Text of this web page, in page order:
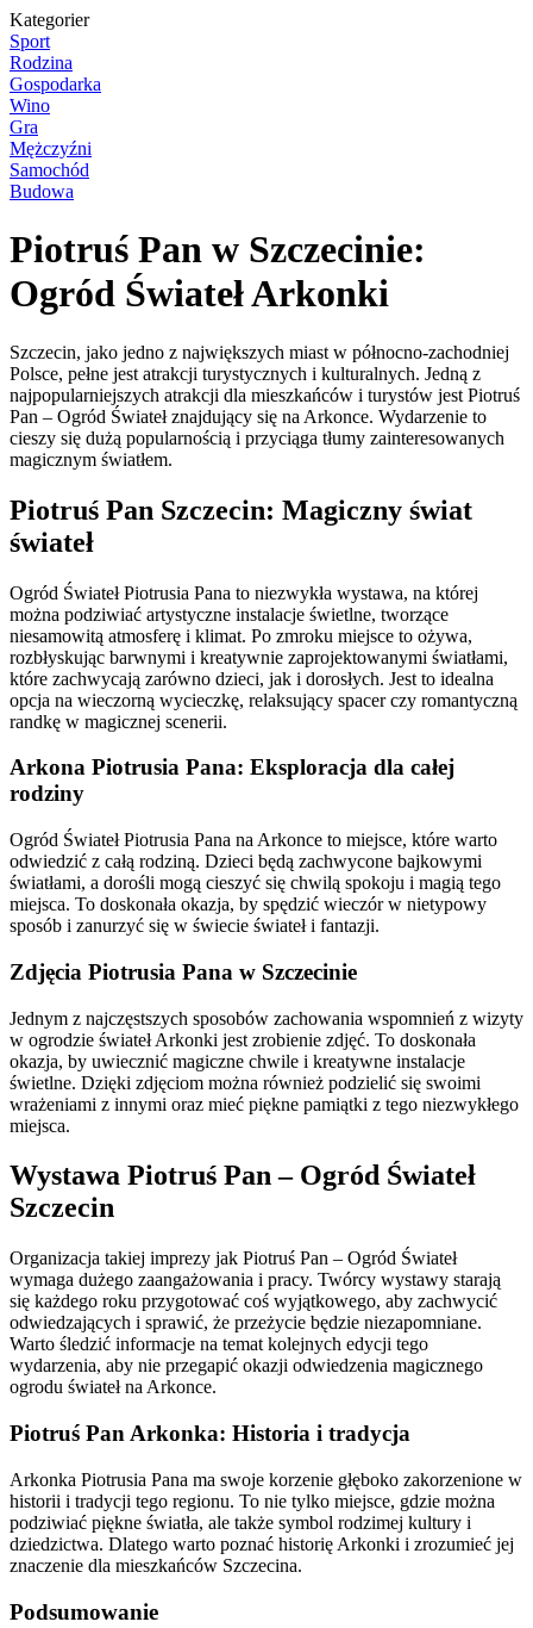
Kategorier
Sport
Rodzina
Gospodarka
Wino
Gra
Mężczyźni
Samochód
Budowa
Piotruś Pan w Szczecinie:
Ogród Świateł Arkonki
Szczecin, jako jedno z największych miast w północno-zachodniej
Polsce, pełne jest atrakcji turystycznych i kulturalnych. Jedną z
najpopularniejszych atrakcji dla mieszkańców i turystów jest Piotruś
Pan – Ogród Świateł znajdujący się na Arkonce. Wydarzenie to
cieszy się dużą popularnością i przyciąga tłumy zainteresowanych
magicznym światłem.
Piotruś Pan Szczecin: Magiczny świat
świateł
Ogród Świateł Piotrusia Pana to niezwykła wystawa, na której
można podziwiać artystyczne instalacje świetlne, tworzące
niesamowitą atmosferę i klimat. Po zmroku miejsce to ożywa,
rozbłyskując barwnymi i kreatywnie zaprojektowanymi światłami,
które zachwycają zarówno dzieci, jak i dorosłych. Jest to idealna
opcja na wieczorną wycieczkę, relaksujący spacer czy romantyczną
randkę w magicznej scenerii.
Arkona Piotrusia Pana: Eksploracja dla całej
rodziny
Ogród Świateł Piotrusia Pana na Arkonce to miejsce, które warto
odwiedzić z całą rodziną. Dzieci będą zachwycone bajkowymi
światłami, a dorośli mogą cieszyć się chwilą spokoju i magią tego
miejsca. To doskonała okazja, by spędzić wieczór w nietypowy
sposób i zanurzyć się w świecie świateł i fantazji.
Zdjęcia Piotrusia Pana w Szczecinie
Jednym z najczęstszych sposobów zachowania wspomnień z wizyty
w ogrodzie świateł Arkonki jest zrobienie zdjęć. To doskonała
okazja, by uwiecznić magiczne chwile i kreatywne instalacje
świetlne. Dzięki zdjęciom można również podzielić się swoimi
wrażeniami z innymi oraz mieć piękne pamiątki z tego niezwykłego
miejsca.
Wystawa Piotruś Pan – Ogród Świateł
Szczecin
Organizacja takiej imprezy jak Piotruś Pan – Ogród Świateł
wymaga dużego zaangażowania i pracy. Twórcy wystawy starają
się każdego roku przygotować coś wyjątkowego, aby zachwycić
odwiedzających i sprawić, że przeżycie będzie niezapomniane.
Warto śledzić informacje na temat kolejnych edycji tego
wydarzenia, aby nie przegapić okazji odwiedzenia magicznego
ogrodu świateł na Arkonce.
Piotruś Pan Arkonka: Historia i tradycja
Arkonka Piotrusia Pana ma swoje korzenie głęboko zakorzenione w
historii i tradycji tego regionu. To nie tylko miejsce, gdzie można
podziwiać piękne światła, ale także symbol rodzimej kultury i
dziedzictwa. Dlatego warto poznać historię Arkonki i zrozumieć jej
znaczenie dla mieszkańców Szczecina.
Podsumowanie